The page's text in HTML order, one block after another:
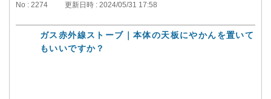
No : 2274 更新日時 : 2024/05/31 17:58
ガス赤外線ストーブ｜本体の天板にやかんを置いて
もいいですか？